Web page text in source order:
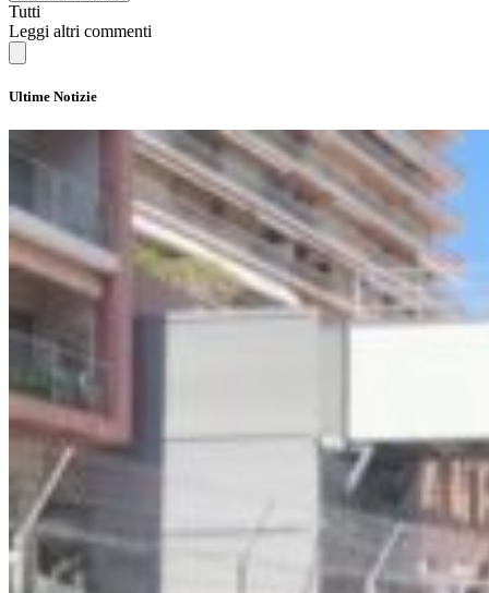
Tutti
Leggi altri commenti
Ultime Notizie